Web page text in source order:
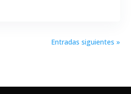
Entradas siguientes »